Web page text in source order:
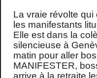
La vraie révolte
les manifestants
Elle est dans la
silencieuse à
matin pour aller
MANIFESTER,
arrive à la retraite